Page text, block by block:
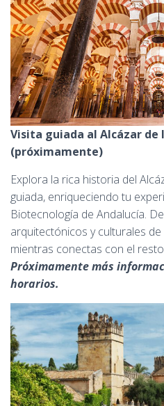
Visita guiada al Alcázar de
(próximamente)
Explora la rica historia del
guiada, enriqueciendo tu
Biotecnología de Andalucía.
arquitectónicos y culturales
mientras conectas con el
Próximamente más
horarios.